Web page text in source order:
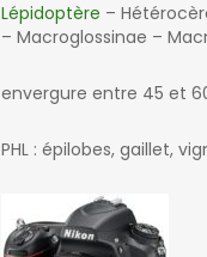
Lépidoptère –
– Macroglossinae –
envergure entre 45 et
PHL : épilobes, gaillet,